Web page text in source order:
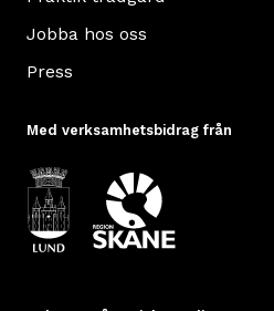
Jobba hos oss
Press
Med verksamhetsbidrag från